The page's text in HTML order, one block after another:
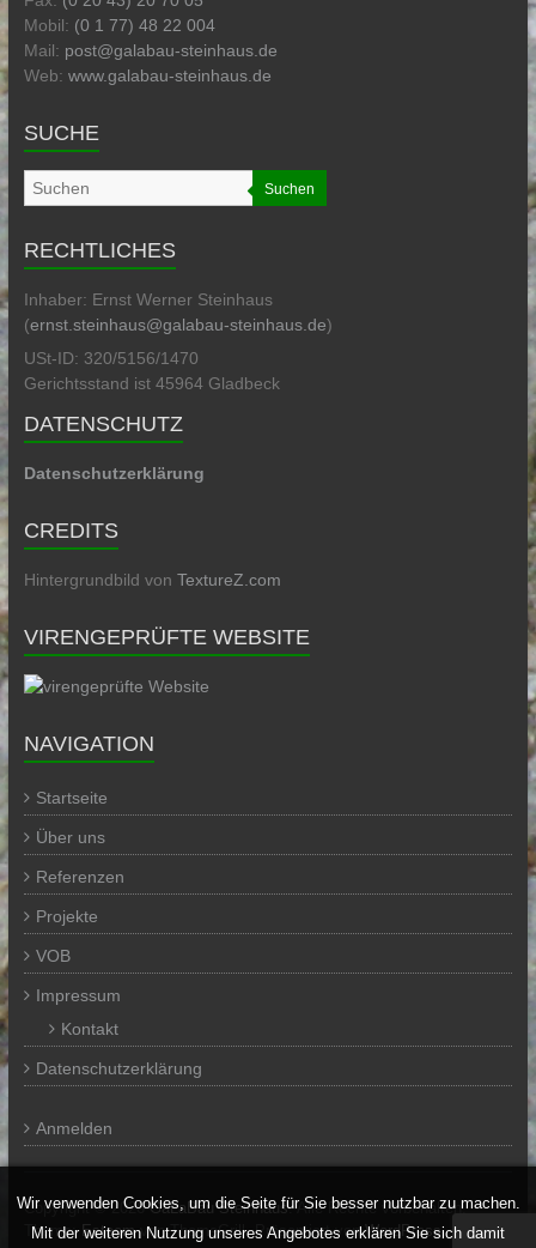
Mobil: (0 1 77) 48 22 004
Mail: post@galabau-steinhaus.de
Web: www.galabau-steinhaus.de
SUCHE
Suchen
RECHTLICHES
Inhaber: Ernst Werner Steinhaus
(ernst.steinhaus@galabau-steinhaus.de)
USt-ID: 320/5156/1470
Gerichtsstand ist 45964 Gladbeck
DATENSCHUTZ
Datenschutzerklärung
CREDITS
Hintergrundbild von TextureZ.com
VIRENGEPRÜFTE WEBSITE
NAVIGATION
Startseite
Über uns
Referenzen
Projekte
VOB
Impressum
Kontakt
Datenschutzerklärung
Anmelden
Copyright © 2026GaLaBau Steinhaus. Alle Rechte vorbehalten.
Theme: Esteemvon ThemeGrill. Präsentiert vonWordPress.
Wir verwenden Cookies, um die Seite für Sie besser nutzbar zu machen.
Mit der weiteren Nutzung unseres Angebotes erklären Sie sich damit